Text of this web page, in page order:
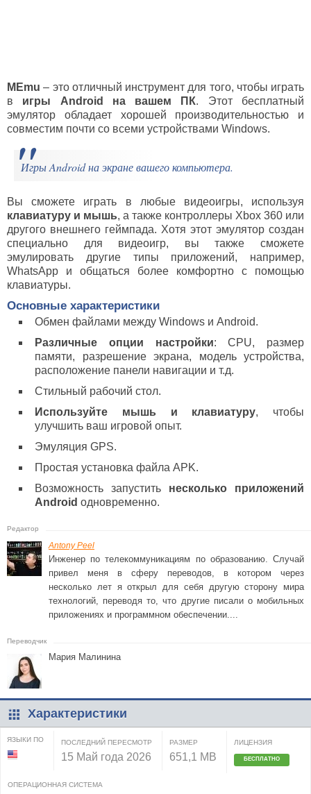
MEmu – это отличный инструмент для того, чтобы играть
в игры Android на вашем ПК. Этот бесплатный
эмулятор обладает хорошей производительностью и
совместим почти со всеми устройствами Windows.
Игры Android на экране вашего компьютера.
Вы сможете играть в любые видеоигры, используя
клавиатуру и мышь, а также контроллеры Xbox 360 или
другого внешнего геймпада. Хотя этот эмулятор создан
специально для видеоигр, вы также сможете
эмулировать другие типы приложений, например,
WhatsApp и общаться более комфортно с помощью
клавиатуры.
Основные характеристики
Обмен файлами между Windows и Android.
Различные опции настройки: CPU, размер
памяти, разрешение экрана, модель устройства,
расположение панели навигации и т.д.
Стильный рабочий стол.
Используйте мышь и клавиатуру, чтобы
улучшить ваш игровой опыт.
Эмуляция GPS.
Простая установка файла APK.
Возможность запустить несколько приложений
Android одновременно.
Antony Peel
Инженер по телекоммуникациям по образованию. Случай
привел меня в сферу переводов, в котором через
несколько лет я открыл для себя другую сторону мира
технологий, переводя то, что другие писали о мобильных
приложениях и программном обеспечении....
Мария Малинина
Характеристики
ЯЗЫКИ ПО ПОСЛЕДНИЙ ПЕРЕСМОТР
15 Май года 2026
РАЗМЕР
651,1 MB
ЛИЦЕНЗИЯ
БЕСПЛАТНО
ОПЕРАЦИОННАЯ СИСТЕМА